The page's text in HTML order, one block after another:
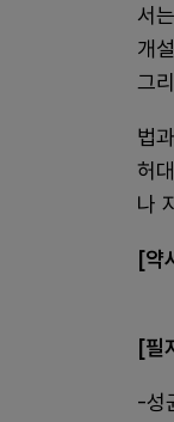
서
개
그
법
허
나
[약
[필
-성